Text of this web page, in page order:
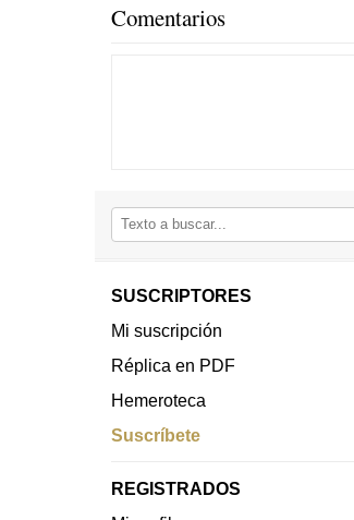
Comentarios
SUSCRIPTORES
Mi suscripción
Réplica en PDF
Hemeroteca
Suscríbete
REGISTRADOS